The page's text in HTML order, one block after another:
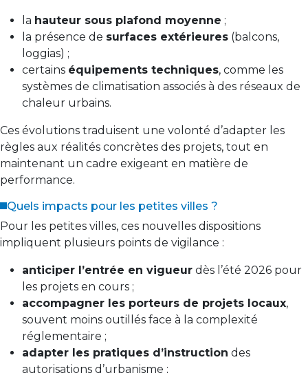
la hauteur sous plafond moyenne ;
la présence de surfaces extérieures (balcons,
loggias) ;
certains équipements techniques, comme les
systèmes de climatisation associés à des réseaux de
chaleur urbains.
Ces évolutions traduisent une volonté d’adapter les
règles aux réalités concrètes des projets, tout en
maintenant un cadre exigeant en matière de
performance.
Quels impacts pour les petites villes ?
Pour les petites villes, ces nouvelles dispositions
impliquent plusieurs points de vigilance :
anticiper l’entrée en vigueur dès l’été 2026 pour
les projets en cours ;
accompagner les porteurs de projets locaux,
souvent moins outillés face à la complexité
réglementaire ;
adapter les pratiques d’instruction des
autorisations d’urbanisme ;